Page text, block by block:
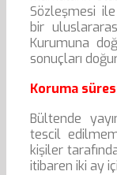
Sözleşmesi
bir
Kurumuna
sonuçları
Koruma
Bültende
tescil
kişiler
itibaren iki ay